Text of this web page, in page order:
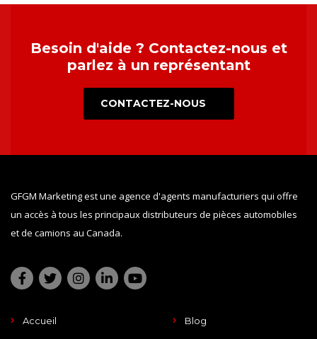
Besoin d'aide ? Contactez-nous et
parlez à un représentant
CONTACTEZ-NOUS
GFGM Marketing est une agence d'agents manufacturiers qui offre
un accès à tous les principaux distributeurs de pièces automobiles
et de camions au Canada.
Accueil Blog